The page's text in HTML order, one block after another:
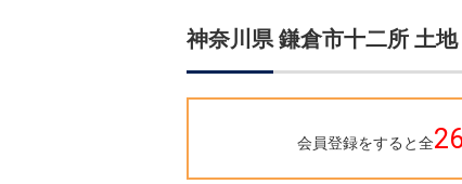
神奈川県 鎌倉市十二所 土
会員登録をすると全